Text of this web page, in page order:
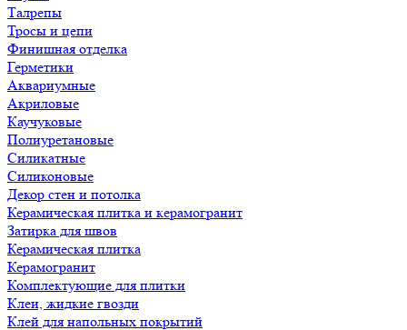
Талрепы
Тросы и цепи
Финишная отделка
Герметики
Аквариумные
Акриловые
Каучуковые
Полиуретановые
Силикатные
Силиконовые
Декор стен и потолка
Керамическая плитка и керамогранит
Затирка для швов
Керамическая плитка
Керамогранит
Комплектующие для плитки
Клеи, жидкие гвозди
Клей для напольных покрытий